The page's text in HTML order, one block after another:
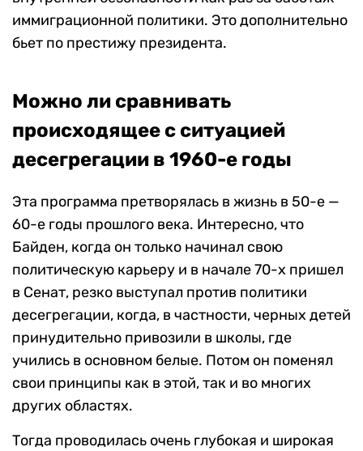
иммиграционной политики. Это дополнительно
бьет по престижу президента.
Можно ли сравнивать
происходящее с ситуацией
десегрегации в 1960-е годы
Эта программа претворялась в жизнь в 50-е —
60-е годы прошлого века. Интересно, что
Байден, когда он только начинал свою
политическую карьеру и в начале 70-х пришел
в Сенат, резко выступал против политики
десегрегации, когда, в частности, черных детей
принудительно привозили в школы, где
учились в основном белые. Потом он поменял
свои принципы как в этой, так и во многих
других областях.
Тогда проводилась очень глубокая и широкая